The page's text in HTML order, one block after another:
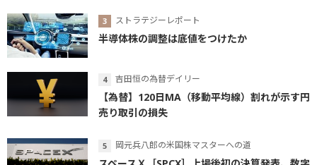
ストラテジーレポート
半導体株の調整は底値をつけたか
吉田恒の為替デイリー
【為替】120日MA（移動平均線）割れが示す円
売り取引の損失
岡元兵八郎の米国株マスターへの道